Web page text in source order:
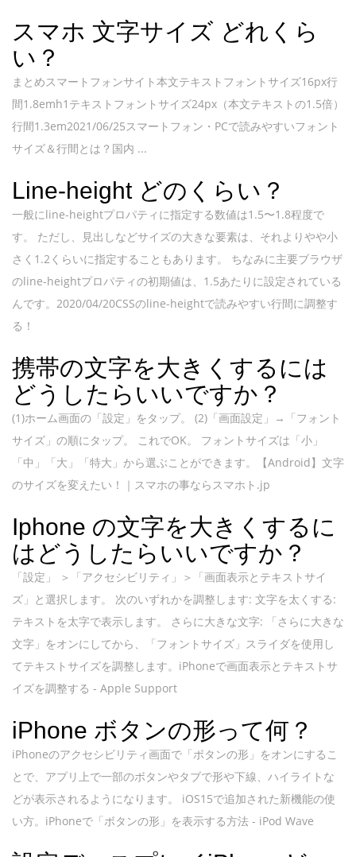
スマホ 文字サイズ どれくら
い？
まとめスマートフォンサイト本文テキストフォントサイズ16px行
間1.8emh1テキストフォントサイズ24px（本文テキストの1.5倍）
行間1.3em2021/06/25スマートフォン・PCで読みやすいフォント
サイズ＆行間とは？国内 ...
Line-height どのくらい？
一般にline-heightプロパティに指定する数値は1.5〜1.8程度で
す。 ただし、見出しなどサイズの大きな要素は、それよりやや小
さく1.2くらいに指定することもあります。 ちなみに主要ブラウザ
のline-heightプロパティの初期値は、1.5あたりに設定されている
んです。2020/04/20CSSのline-heightで読みやすい行間に調整す
る！
携帯の文字を大きくするには
どうしたらいいですか？
(1)ホーム画面の「設定」をタップ。 (2)「画面設定」→「フォント
サイズ」の順にタップ。 これでOK。 フォントサイズは「小」
「中」「大」「特大」から選ぶことができます。【Android】文字
のサイズを変えたい！｜スマホの事ならスマホト.jp
Iphone の文字を大きくするに
はどうしたらいいですか？
「設定」 ＞「アクセシビリティ」＞「画面表示とテキストサイ
ズ」と選択します。 次のいずれかを調整します: 文字を太くする:
テキストを太字で表示します。 さらに大きな文字: 「さらに大きな
文字」をオンにしてから、「フォントサイズ」スライダを使用し
てテキストサイズを調整します。iPhoneで画面表示とテキストサ
イズを調整する - Apple Support
iPhone ボタンの形って何？
iPhoneのアクセシビリティ画面で「ボタンの形」をオンにするこ
とで、アプリ上で一部のボタンやタブで形や下線、ハイライトな
どが表示されるようになります。 iOS15で追加された新機能の使
い方。iPhoneで「ボタンの形」を表示する方法 - iPod Wave